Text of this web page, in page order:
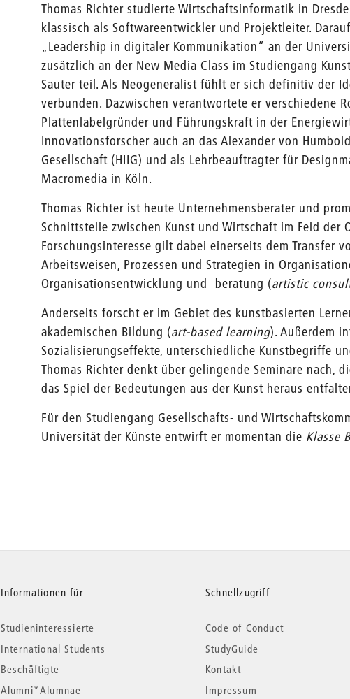
Thomas Richter studierte Wirtschaftsinformatik in
klassisch als Softwareentwickler und Projektleiter.
„Leadership in digitaler Kommunikation“ an der
zusätzlich an der New Media Class im Studiengang
Sauter teil. Als Neogeneralist fühlt er sich definitiv der
verbunden. Dazwischen verantwortete er verschiedene
Plattenlabelgründer und Führungskraft in der
Innovationsforscher auch an das Alexander von
Gesellschaft (HIIG) und als Lehrbeauftragter für
Macromedia in Köln.
Thomas Richter ist heute Unternehmensberater und
Schnittstelle zwischen Kunst und Wirtschaft im Feld der
Forschungsinteresse gilt dabei einerseits dem Transfer
Arbeitsweisen, Prozessen und Strategien in
Organisationsentwicklung und -beratung (artistic
Anderseits forscht er im Gebiet des kunstbasierten
akademischen Bildung (art-based learning). Außerdem
Sozialisierungseffekte, unterschiedliche Kunstbegriffe
Thomas Richter denkt über gelingende Seminare nach,
das Spiel der Bedeutungen aus der Kunst heraus
Für den Studiengang Gesellschafts- und
Universität der Künste entwirft er momentan die Klasse
Informationen für
Studieninteressierte
International Students
Beschäftigte
Alumni*Alumnae
Schnellzugriff
Code of Conduct
StudyGuide
Kontakt
Impressum